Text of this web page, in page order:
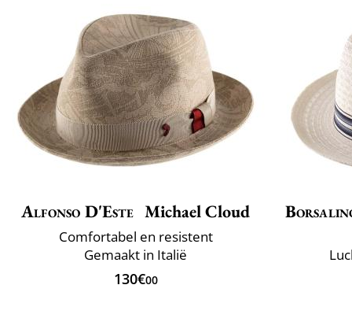
Alfonso D'Este Michael Cloud
Comfortabel en resistent
Gemaakt in Italië
130€00